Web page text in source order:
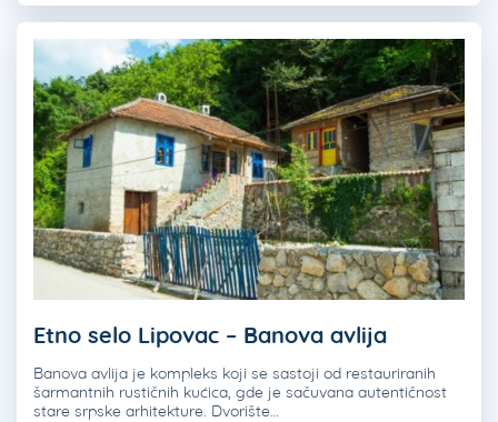
Etno selo Lipovac – Banova avlija
Banova avlija je kompleks koji se sastoji od restauriranih
šarmantnih rustičnih kućica, gde je sačuvana autentičnost
stare srpske arhitekture. Dvorište…